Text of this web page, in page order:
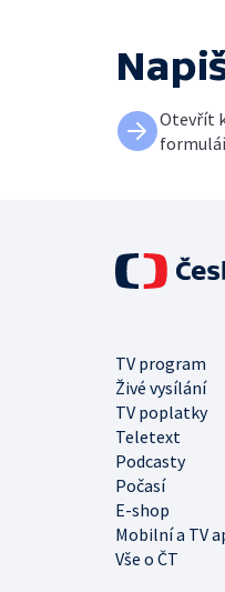
Otevřít
TV program
Živé vysílání
TV poplatky
Teletext
Podcasty
Počasí
E-shop
Mobilní a TV
Vše o ČT